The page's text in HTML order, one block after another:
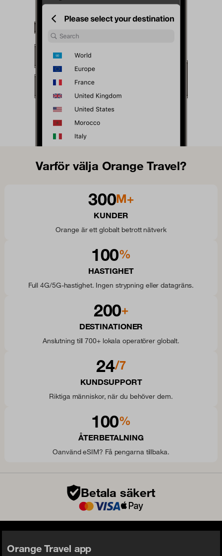
Varför välja Orange Travel?
300M+
KUNDER
Orange är ett globalt betrott nätverk
100%
HASTIGHET
Full 4G/5G-hastighet. Ingen strypning eller datagräns.
200+
DESTINATIONER
Anslutning till 700+ lokala operatörer globalt.
24/7
KUNDSUPPORT
Riktiga människor, när du behöver dem.
100%
ÅTERBETALNING
Oanvänd eSIM? Få pengarna tillbaka.
Betala säkert
Orange Travel app